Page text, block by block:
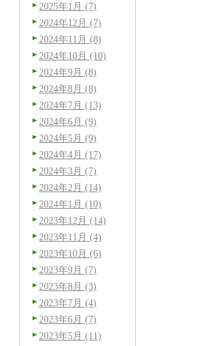
2025年1月 (7)
2024年12月 (7)
2024年11月 (8)
2024年10月 (10)
2024年9月 (8)
2024年8月 (8)
2024年7月 (13)
2024年6月 (9)
2024年5月 (9)
2024年4月 (17)
2024年3月 (7)
2024年2月 (14)
2024年1月 (10)
2023年12月 (14)
2023年11月 (4)
2023年10月 (6)
2023年9月 (7)
2023年8月 (3)
2023年7月 (4)
2023年6月 (7)
2023年5月 (11)